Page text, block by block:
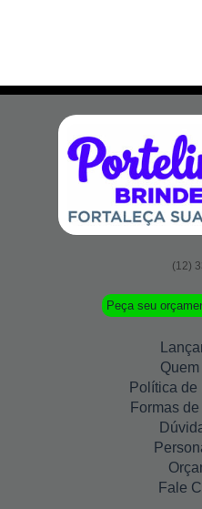
(12)
Peça seu
Política
Formas
Fale